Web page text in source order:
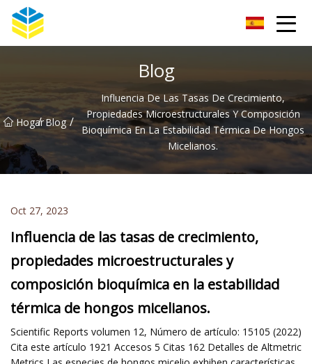
Blog
Hogar
/ Blog /
Influencia De Las Tasas De Crecimiento,
Propiedades Microestructurales Y Composición
Bioquímica En La Estabilidad Térmica De Hongos
Micelianos.
Oct 27, 2023
Influencia de las tasas de crecimiento,
propiedades microestructurales y
composición bioquímica en la estabilidad
térmica de hongos micelianos.
Scientific Reports volumen 12, Número de artículo: 15105 (2022)
Cita este artículo 1921 Accesos 5 Citas 162 Detalles de Altmetric